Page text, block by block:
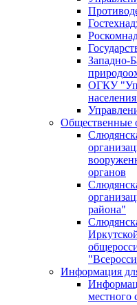
Западно-
ОГКУ
Общественные
органов
района"
Информация
местного